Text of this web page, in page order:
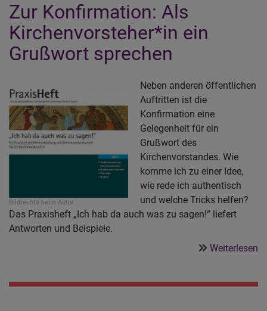
Zur Konfirmation: Als
Kirchenvorsteher*in ein
Grußwort sprechen
Bildrechte beim Autor
Neben anderen öffentlichen
Auftritten ist die
Konfirmation eine
Gelegenheit für ein
Grußwort des
Kirchenvorstandes. Wie
komme ich zu einer Idee,
wie rede ich authentisch
und welche Tricks helfen?
Das Praxisheft „Ich hab da auch was zu sagen!“ liefert
Antworten und Beispiele.
Weiterlesen